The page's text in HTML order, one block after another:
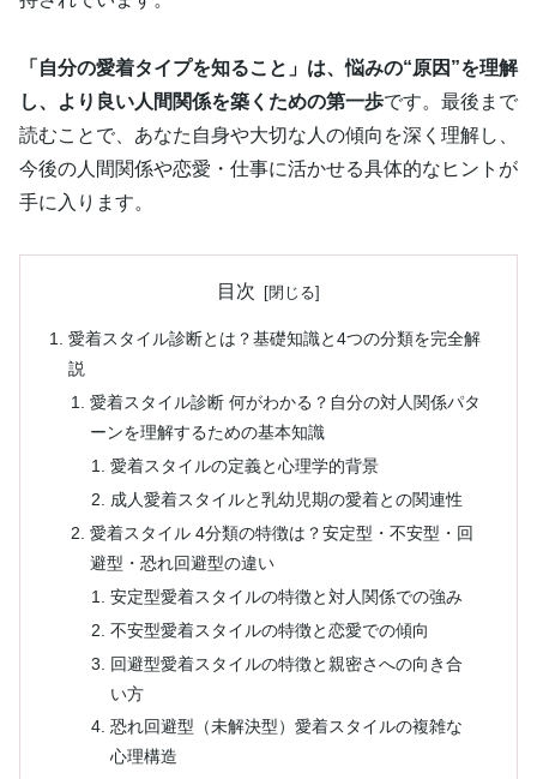
「自分の愛着タイプを知ること」は、悩みの“原因”を理解
し、より良い人間関係を築くための第一歩です。最後まで
読むことで、あなた自身や大切な人の傾向を深く理解し、
今後の人間関係や恋愛・仕事に活かせる具体的なヒントが
手に入ります。
目次
愛着スタイル診断とは？基礎知識と4つの分類を完全解
説
愛着スタイル診断 何がわかる？自分の対人関係パタ
ーンを理解するための基本知識
愛着スタイルの定義と心理学的背景
成人愛着スタイルと乳幼児期の愛着との関連性
愛着スタイル 4分類の特徴は？安定型・不安型・回
避型・恐れ回避型の違い
安定型愛着スタイルの特徴と対人関係での強み
不安型愛着スタイルの特徴と恋愛での傾向
回避型愛着スタイルの特徴と親密さへの向き合
い方
恐れ回避型（未解決型）愛着スタイルの複雑な
心理構造